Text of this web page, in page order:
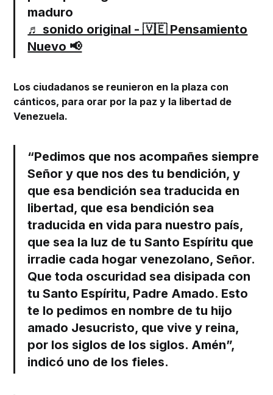
maduro
♬ sonido original - 🇻🇪 Pensamiento
Nuevo 📢
Los ciudadanos se reunieron en la plaza con
cánticos, para orar por la paz y la libertad de
Venezuela.
“Pedimos que nos acompañes siempre
Señor y que nos des tu bendición, y
que esa bendición sea traducida en
libertad, que esa bendición sea
traducida en vida para nuestro país,
que sea la luz de tu Santo Espíritu que
irradie cada hogar venezolano, Señor.
Que toda oscuridad sea disipada con
tu Santo Espíritu, Padre Amado. Esto
te lo pedimos en nombre de tu hijo
amado Jesucristo, que vive y reina,
por los siglos de los siglos. Amén”,
indicó uno de los fieles.